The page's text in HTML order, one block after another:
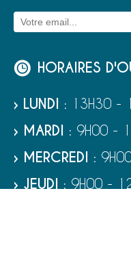
HORAIRES
› LUNDI : 13H30 -
› MARDI : 9H00 -
› MERCREDI :
› JEUDI : 9H00 -